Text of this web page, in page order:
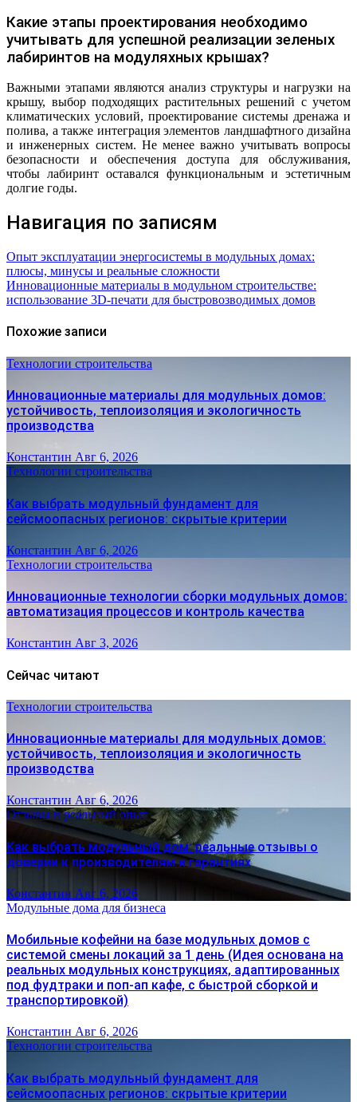
Какие этапы проектирования необходимо
учитывать для успешной реализации зеленых
лабиринтов на модуляхных крышах?
Важными этапами являются анализ структуры и нагрузки на
крышу, выбор подходящих растительных решений с учетом
климатических условий, проектирование системы дренажа и
полива, а также интеграция элементов ландшафтного дизайна
и инженерных систем. Не менее важно учитывать вопросы
безопасности и обеспечения доступа для обслуживания,
чтобы лабиринт оставался функциональным и эстетичным
долгие годы.
Навигация по записям
Опыт эксплуатации энергосистемы в модульных домах:
плюсы, минусы и реальные сложности
Инновационные материалы в модульном строительстве:
использование 3D-печати для быстровозводимых домов
Похожие записи
Технологии строительства
Инновационные материалы для модульных домов:
устойчивость, теплоизоляция и экологичность
производства
Константин Авг 6, 2026
Технологии строительства
Как выбрать модульный фундамент для
сейсмоопасных регионов: скрытые критерии
Константин Авг 6, 2026
Технологии строительства
Инновационные технологии сборки модульных домов:
автоматизация процессов и контроль качества
Константин Авг 3, 2026
Сейчас читают
Технологии строительства
Инновационные материалы для модульных домов:
устойчивость, теплоизоляция и экологичность
производства
Константин Авг 6, 2026
Отзывы и реальный опыт
Как выбрать модульный дом: реальные отзывы о
доверии к производителям и гарантиях
Константин Авг 6, 2026
Модульные дома для бизнеса
Мобильные кофейни на базе модульных домов с
системой смены локаций за 1 день (Идея основана на
реальных модульных конструкциях, адаптированных
под фудтраки и поп-ап кафе, с быстрой сборкой и
транспортировкой)
Константин Авг 6, 2026
Технологии строительства
Как выбрать модульный фундамент для
сейсмоопасных регионов: скрытые критерии